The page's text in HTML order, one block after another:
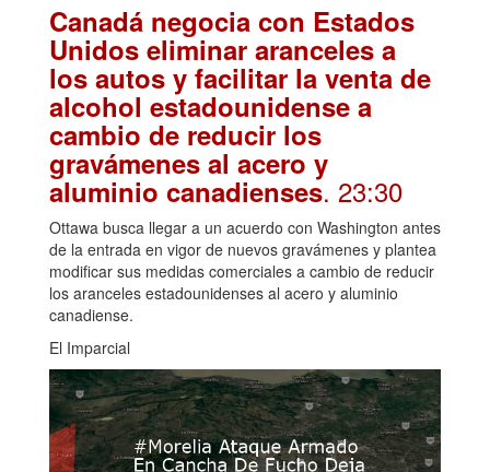
Canadá negocia con Estados
Unidos eliminar aranceles a
los autos y facilitar la venta de
alcohol estadounidense a
cambio de reducir los
gravámenes al acero y
aluminio canadienses. 23:30
Ottawa busca llegar a un acuerdo con Washington antes
de la entrada en vigor de nuevos gravámenes y plantea
modificar sus medidas comerciales a cambio de reducir
los aranceles estadounidenses al acero y aluminio
canadiense.
El Imparcial